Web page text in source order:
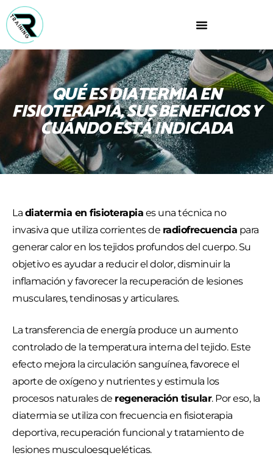
QUÉ ES DIATERMIA EN
FISIOTERAPIA, SUS BENEFICIOS Y
CUÁNDO ESTÁ INDICADA
La diatermia en fisioterapia es una técnica no
invasiva que utiliza corrientes de radiofrecuencia para
generar calor en los tejidos profundos del cuerpo. Su
objetivo es ayudar a reducir el dolor, disminuir la
inflamación y favorecer la recuperación de lesiones
musculares, tendinosas y articulares.
La transferencia de energía produce un aumento
controlado de la temperatura interna del tejido. Este
efecto mejora la circulación sanguínea, favorece el
aporte de oxígeno y nutrientes y estimula los
procesos naturales de regeneración tisular. Por eso, la
diatermia se utiliza con frecuencia en fisioterapia
deportiva, recuperación funcional y tratamiento de
lesiones musculoesqueléticas.